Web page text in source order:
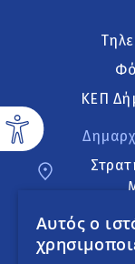
ΚΕΠ
Αυτός ο